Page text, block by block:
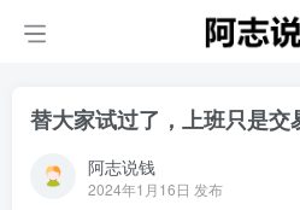
替大家试过了，上班只是交
阿志说钱
2024年1月16日 发布